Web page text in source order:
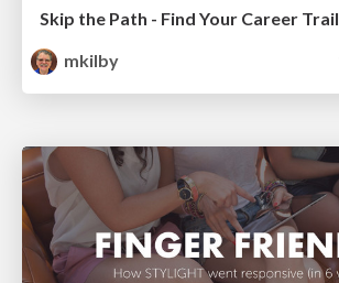
Skip the Path - Find Your Career Trail
mkilby